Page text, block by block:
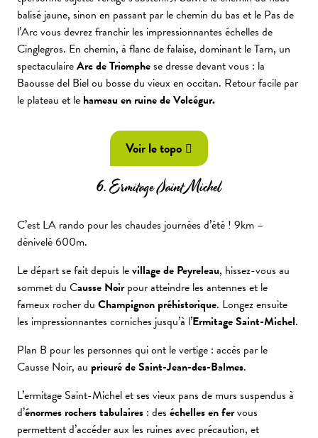
balisé jaune, sinon en passant par le chemin du bas et le Pas de
l’Arc vous devrez franchir les impressionnantes échelles de
Cinglegros. En chemin, à flanc de falaise, dominant le Tarn, un
spectaculaireArc de Triomphese dresse devant vous : la
Baousse del Biel ou bosse du vieux en occitan. Retour facile par
le plateau et le hameau en ruine de Volcégur.
Voir le topo
6. Ermitage Saint Michel
C’est LA rando pour les chaudes journées d’été ! 9km –
dénivelé 600m.
Le départ se fait depuis levillage de Peyreleau, hissez-vous au
sommet du Causse Noirpour atteindre les antennes et le
fameux rocher du Champignon préhistorique. Longez ensuite
les impressionnantes corniches jusqu’à l’Ermitage Saint-Michel.
Plan B pour les personnes qui ont le vertige : accès par le
Causse Noir, au prieuré de Saint-Jean-des-Balmes.
L’ermitage Saint-Michel et ses vieux pans de murs suspendus à
d’énormes rochers tabulaires : des échelles en fervous
permettent d’accéder aux les ruines avec précaution, et